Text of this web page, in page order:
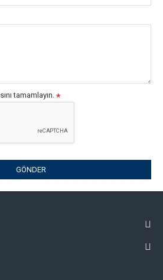
tamamlayın.
GÖNDER